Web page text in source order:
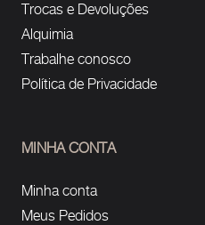
Trocas e Devoluções
Alquimia
Trabalhe conosco
Política de Privacidade
MINHA CONTA
Minha conta
Meus Pedidos